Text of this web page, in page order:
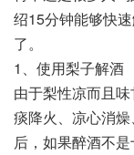
绍15分钟能够快
了。
1、使用梨子解酒
由于梨性凉而且
痰降火、凉心消
后，如果醉酒不